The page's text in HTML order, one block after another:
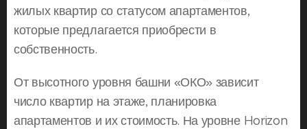
жилых квартир со статусом апартаментов,
которые предлагается приобрести в
собственность.
От высотного уровня башни «ОКО» зависит
число квартир на этаже, планировка
апартаментов и их стоимость. На уровне Horizon